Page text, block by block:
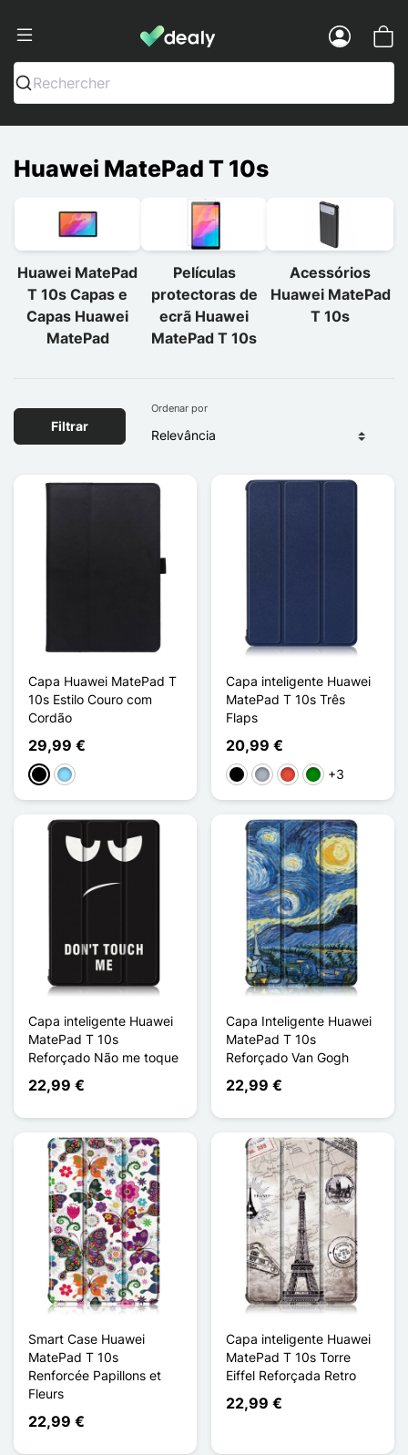
Dealy - Capas e acessórios para
Rechercher
Huawei MatePad T 10s
Huawei MatePad
T 10s Capas e
Capas Huawei
MatePad
Películas
protectoras de
ecrã Huawei
MatePad T 10s
Acessórios
Huawei MatePad
T 10s
Filtrar
Ordenar por
Capa Huawei MatePad T
10s Estilo Couro com
Cordão
29,99 €
PretoAzul Claro
Capa inteligente Huawei
MatePad T 10s Três
Flaps
20,99 €
PretoCinzentoVermelho
Verde
+3
Capa inteligente Huawei
MatePad T 10s
Reforçado Não me toque
22,99 €
Capa Inteligente Huawei
MatePad T 10s
Reforçado Van Gogh
22,99 €
Smart Case Huawei
MatePad T 10s
Renforcée Papillons et
Fleurs
22,99 €
Capa inteligente Huawei
MatePad T 10s Torre
Eiffel Reforçada Retro
22,99 €